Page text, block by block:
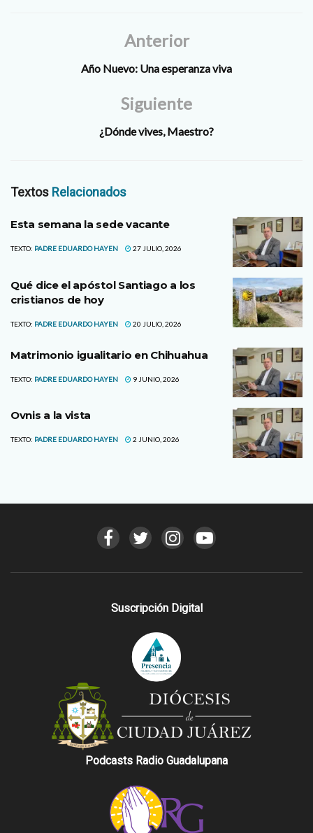
Anterior
Año Nuevo: Una esperanza viva
Siguiente
¿Dónde vives, Maestro?
Textos Relacionados
Esta semana la sede vacante
TEXTO: PADRE EDUARDO HAYEN 27 JULIO, 2026
Qué dice el apóstol Santiago a los
cristianos de hoy
TEXTO: PADRE EDUARDO HAYEN 20 JULIO, 2026
Matrimonio igualitario en Chihuahua
TEXTO: PADRE EDUARDO HAYEN 9 JUNIO, 2026
Ovnis a la vista
TEXTO: PADRE EDUARDO HAYEN 2 JUNIO, 2026
Suscripción Digital
Podcasts Radio Guadalupana